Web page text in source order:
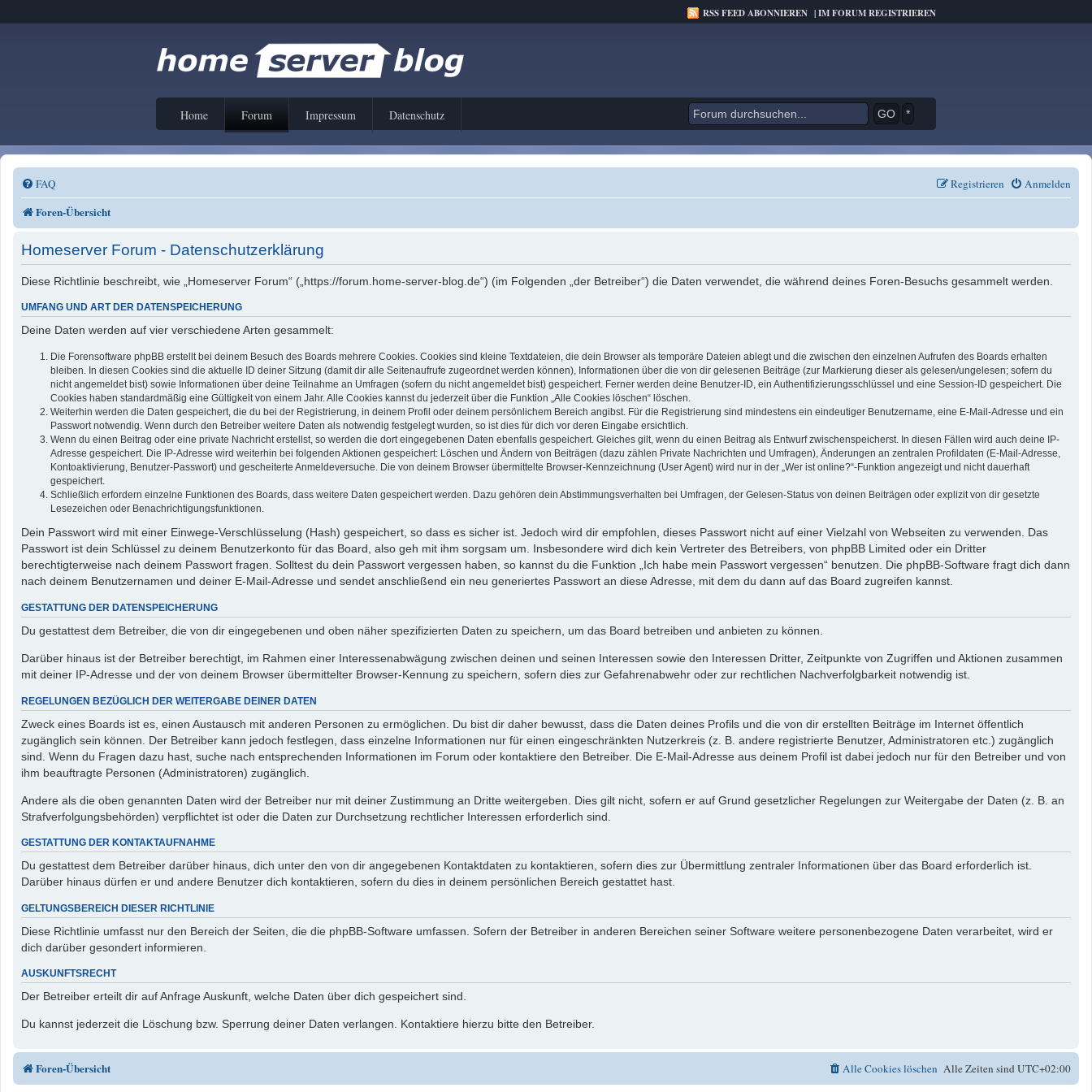
RSS FEED ABONNIEREN |IM FORUM REGISTRIEREN
Home Forum Impressum Datenschutz *
FAQ Anmelden
Registrieren
Foren-Übersicht
Homeserver Forum - Datenschutzerklärung
Diese Richtlinie beschreibt, wie „Homeserver Forum“ („https://forum.home-server-blog.de“) (im Folgenden „der Betreiber“) die Daten verwendet, die während deines Foren-Besuchs gesammelt werden.
UMFANG UND ART DER DATENSPEICHERUNG
Deine Daten werden auf vier verschiedene Arten gesammelt:
Die Forensoftware phpBB erstellt bei deinem Besuch des Boards mehrere Cookies. Cookies sind kleine Textdateien, die dein Browser als temporäre Dateien ablegt und die zwischen den einzelnen Aufrufen des Boards erhalten
bleiben. In diesen Cookies sind die aktuelle ID deiner Sitzung (damit dir alle Seitenaufrufe zugeordnet werden können), Informationen über die von dir gelesenen Beiträge (zur Markierung dieser als gelesen/ungelesen; sofern du
nicht angemeldet bist) sowie Informationen über deine Teilnahme an Umfragen (sofern du nicht angemeldet bist) gespeichert. Ferner werden deine Benutzer-ID, ein Authentifizierungsschlüssel und eine Session-ID gespeichert. Die
Cookies haben standardmäßig eine Gültigkeit von einem Jahr. Alle Cookies kannst du jederzeit über die Funktion „Alle Cookies löschen“ löschen.
Weiterhin werden die Daten gespeichert, die du bei der Registrierung, in deinem Profil oder deinem persönlichem Bereich angibst. Für die Registrierung sind mindestens ein eindeutiger Benutzername, eine E-Mail-Adresse und ein
Passwort notwendig. Wenn durch den Betreiber weitere Daten als notwendig festgelegt wurden, so ist dies für dich vor deren Eingabe ersichtlich.
Wenn du einen Beitrag oder eine private Nachricht erstellst, so werden die dort eingegebenen Daten ebenfalls gespeichert. Gleiches gilt, wenn du einen Beitrag als Entwurf zwischenspeicherst. In diesen Fällen wird auch deine IP-
Adresse gespeichert. Die IP-Adresse wird weiterhin bei folgenden Aktionen gespeichert: Löschen und Ändern von Beiträgen (dazu zählen Private Nachrichten und Umfragen), Änderungen an zentralen Profildaten (E-Mail-Adresse,
Kontoaktivierung, Benutzer-Passwort) und gescheiterte Anmeldeversuche. Die von deinem Browser übermittelte Browser-Kennzeichnung (User Agent) wird nur in der „Wer ist online?“-Funktion angezeigt und nicht dauerhaft
gespeichert.
Schließlich erfordern einzelne Funktionen des Boards, dass weitere Daten gespeichert werden. Dazu gehören dein Abstimmungsverhalten bei Umfragen, der Gelesen-Status von deinen Beiträgen oder explizit von dir gesetzte
Lesezeichen oder Benachrichtigungsfunktionen.
Dein Passwort wird mit einer Einwege-Verschlüsselung (Hash) gespeichert, so dass es sicher ist. Jedoch wird dir empfohlen, dieses Passwort nicht auf einer Vielzahl von Webseiten zu verwenden. Das
Passwort ist dein Schlüssel zu deinem Benutzerkonto für das Board, also geh mit ihm sorgsam um. Insbesondere wird dich kein Vertreter des Betreibers, von phpBB Limited oder ein Dritter
berechtigterweise nach deinem Passwort fragen. Solltest du dein Passwort vergessen haben, so kannst du die Funktion „Ich habe mein Passwort vergessen“ benutzen. Die phpBB-Software fragt dich dann
nach deinem Benutzernamen und deiner E-Mail-Adresse und sendet anschließend ein neu generiertes Passwort an diese Adresse, mit dem du dann auf das Board zugreifen kannst.
GESTATTUNG DER DATENSPEICHERUNG
Du gestattest dem Betreiber, die von dir eingegebenen und oben näher spezifizierten Daten zu speichern, um das Board betreiben und anbieten zu können.
Darüber hinaus ist der Betreiber berechtigt, im Rahmen einer Interessenabwägung zwischen deinen und seinen Interessen sowie den Interessen Dritter, Zeitpunkte von Zugriffen und Aktionen zusammen
mit deiner IP-Adresse und der von deinem Browser übermittelter Browser-Kennung zu speichern, sofern dies zur Gefahrenabwehr oder zur rechtlichen Nachverfolgbarkeit notwendig ist.
REGELUNGEN BEZÜGLICH DER WEITERGABE DEINER DATEN
Zweck eines Boards ist es, einen Austausch mit anderen Personen zu ermöglichen. Du bist dir daher bewusst, dass die Daten deines Profils und die von dir erstellten Beiträge im Internet öffentlich
zugänglich sein können. Der Betreiber kann jedoch festlegen, dass einzelne Informationen nur für einen eingeschränkten Nutzerkreis (z. B. andere registrierte Benutzer, Administratoren etc.) zugänglich
sind. Wenn du Fragen dazu hast, suche nach entsprechenden Informationen im Forum oder kontaktiere den Betreiber. Die E-Mail-Adresse aus deinem Profil ist dabei jedoch nur für den Betreiber und von
ihm beauftragte Personen (Administratoren) zugänglich.
Andere als die oben genannten Daten wird der Betreiber nur mit deiner Zustimmung an Dritte weitergeben. Dies gilt nicht, sofern er auf Grund gesetzlicher Regelungen zur Weitergabe der Daten (z. B. an
Strafverfolgungsbehörden) verpflichtet ist oder die Daten zur Durchsetzung rechtlicher Interessen erforderlich sind.
GESTATTUNG DER KONTAKTAUFNAHME
Du gestattest dem Betreiber darüber hinaus, dich unter den von dir angegebenen Kontaktdaten zu kontaktieren, sofern dies zur Übermittlung zentraler Informationen über das Board erforderlich ist.
Darüber hinaus dürfen er und andere Benutzer dich kontaktieren, sofern du dies in deinem persönlichen Bereich gestattet hast.
GELTUNGSBEREICH DIESER RICHTLINIE
Diese Richtlinie umfasst nur den Bereich der Seiten, die die phpBB-Software umfassen. Sofern der Betreiber in anderen Bereichen seiner Software weitere personenbezogene Daten verarbeitet, wird er
dich darüber gesondert informieren.
AUSKUNFTSRECHT
Der Betreiber erteilt dir auf Anfrage Auskunft, welche Daten über dich gespeichert sind.
Du kannst jederzeit die Löschung bzw. Sperrung deiner Daten verlangen. Kontaktiere hierzu bitte den Betreiber.
Foren-Übersicht Alle Zeiten sindUTC+02:00
Alle Cookies löschen